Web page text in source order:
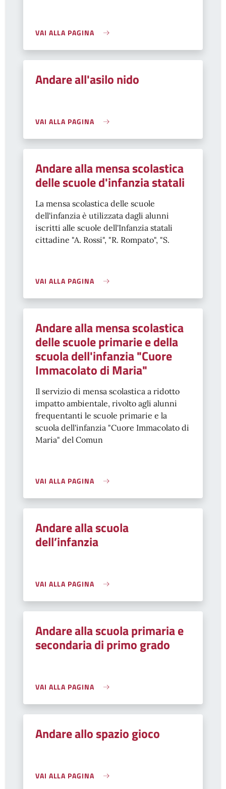
VAI ALLA PAGINA
Andare all'asilo nido
VAI ALLA PAGINA
Andare alla mensa scolastica
delle scuole d'infanzia statali
La mensa scolastica delle scuole
dell'infanzia è utilizzata dagli alunni
iscritti alle scuole dell'Infanzia statali
cittadine "A. Rossi", "R. Rompato", "S.
VAI ALLA PAGINA
Andare alla mensa scolastica
delle scuole primarie e della
scuola dell'infanzia "Cuore
Immacolato di Maria"
Il servizio di mensa scolastica a ridotto
impatto ambientale, rivolto agli alunni
frequentanti le scuole primarie e la
scuola dell'infanzia "Cuore Immacolato di
Maria" del Comun
VAI ALLA PAGINA
Andare alla scuola
dell’infanzia
VAI ALLA PAGINA
Andare alla scuola primaria e
secondaria di primo grado
VAI ALLA PAGINA
Andare allo spazio gioco
VAI ALLA PAGINA